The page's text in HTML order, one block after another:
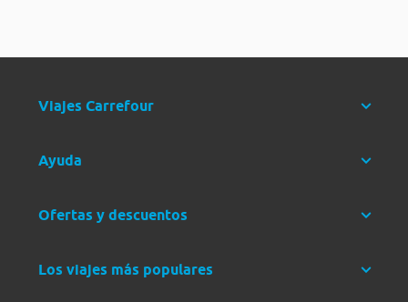
Viajes Carrefour
Ayuda
Ofertas y descuentos
Los viajes más populares